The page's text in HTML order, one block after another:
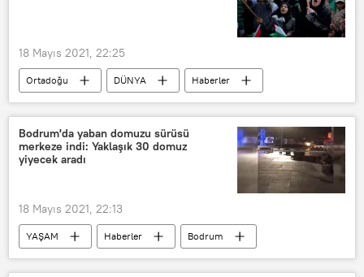
18 Mayıs 2021, 22:25
Ortadoğu DÜNYA
Haberler
İsrail
Filistin
Hamas
Mısır
Ateşkes
Bodrum'da yaban domuzu sürüsü
merkeze indi: Yaklaşık 30 domuz
yiyecek aradı
18 Mayıs 2021, 22:13
YAŞAM Haberler
Bodrum
Yaban domuzu
Yiyecek